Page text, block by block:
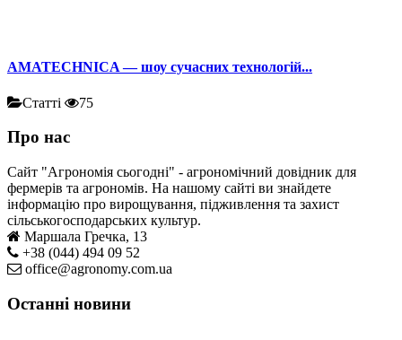
AMATECHNICA — шоу сучасних технологій...
Статті 75
Про нас
Сайт "Агрономія сьогодні" - агрономічний довідник для
фермерів та агрономів. На нашому сайті ви знайдете
інформацію про вирощування, підживлення та захист
сільськогосподарських культур.
Маршала Гречка, 13
+38 (044) 494 09 52
office@agronomy.com.ua
Останні новини